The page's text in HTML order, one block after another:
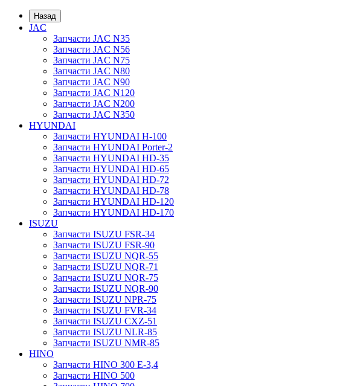
Назад
JAC
Запчасти JAC N35
Запчасти JAC N56
Запчасти JAC N75
Запчасти JAC N80
Запчасти JAC N90
Запчасти JAC N120
Запчасти JAC N200
Запчасти JAC N350
HYUNDAI
Запчасти HYUNDAI H-100
Запчасти HYUNDAI Porter-2
Запчасти HYUNDAI HD-35
Запчасти HYUNDAI HD-65
Запчасти HYUNDAI HD-72
Запчасти HYUNDAI HD-78
Запчасти HYUNDAI HD-120
Запчасти HYUNDAI HD-170
ISUZU
Запчасти ISUZU FSR-34
Запчасти ISUZU FSR-90
Запчасти ISUZU NQR-55
Запчасти ISUZU NQR-71
Запчасти ISUZU NQR-75
Запчасти ISUZU NQR-90
Запчасти ISUZU NPR-75
Запчасти ISUZU FVR-34
Запчасти ISUZU CXZ-51
Запчасти ISUZU NLR-85
Запчасти ISUZU NMR-85
HINO
Запчасти HINO 300 E-3,4
Запчасти HINO 500